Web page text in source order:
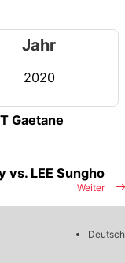
Jahr
2020
Gaetane
Weiter
vs. LEE Sungho
Deutsch